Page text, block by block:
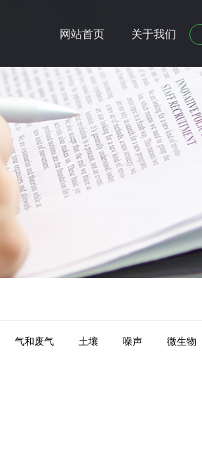
网站首页 关于我们
气和废气 土壤 噪声 微生物